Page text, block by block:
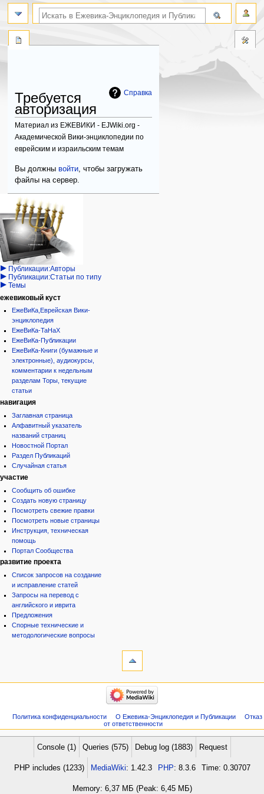
Справка
Требуется
авторизация
Материал из ЕЖЕВИКИ - EJWiki.org -
Академической Вики-энциклопедии по
еврейским и израильским темам
Перейти
к
Перейти
к
Вы должнывойти , чтобы загружать
файлы на сервер.
Навигация
персональные инструменты
войти
запрос
учётной
записи
категории
Израиль:Страна и
государство
Иудаизм
Народ
Проекты
Проекты/Участники/
дополнения
Публикации:Авторы
Публикации:Статьи по типу
Темы
поиск по словам
ежевиковый куст
ЕжеВиКа,Еврейская Вики-
энциклопедия
ЕжеВиКа-ТаНаХ
ЕжеВиКа-Публикации
ЕжеВиКа-Книги (бумажные и
электронные), аудиокурсы,
комментарии к недельным
разделам Торы, текущие
статьи
навигация
Заглавная страница
Алфавитный указатель
названий страниц
Новостной Портал
Раздел Публикаций
Случайная статья
участие
Сообщить об ошибке
Создать новую страницу
Посмотреть свежие правки
Посмотреть новые страницы
Инструкция, техническая
помощь
Портал Сообщества
развитие проекта
Список запросов на создание
и исправление статей
Запросы на перевод с
английского и иврита
Предложения
Спорные технические и
методологические вопросы
категории
Народ
Проекты
Проекты/Участники/
дополнения
Публикации:Авторы
Темы
Политика конфиденциальности О Ежевика-Энциклопедия и Публикации
Отказ
от ответственности
Console (1) Queries (575) Debug log (1883) Request
PHP includes (1233) MediaWiki: 1.42.3 PHP: 8.3.6 Time: 0.30707
Memory: 6,37 МБ (Peak: 6,45 МБ)